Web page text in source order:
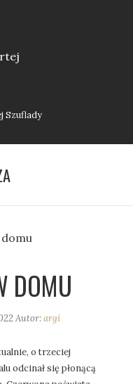
Szuflady
DOMU
Autor:argi
o trzeciej
odcinał się płonącą